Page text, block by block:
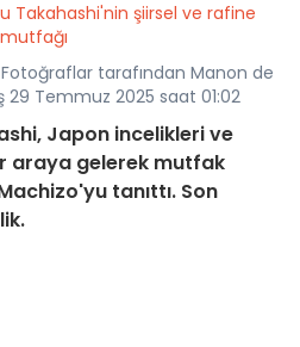
Takahashi'nin şiirsel ve rafine
mutfağı
Fotoğraflar tarafından Manon de
29 Temmuz 2025 saat 01:02
Japon incelikleri ve
araya gelerek mutfak
tanıttı. Son